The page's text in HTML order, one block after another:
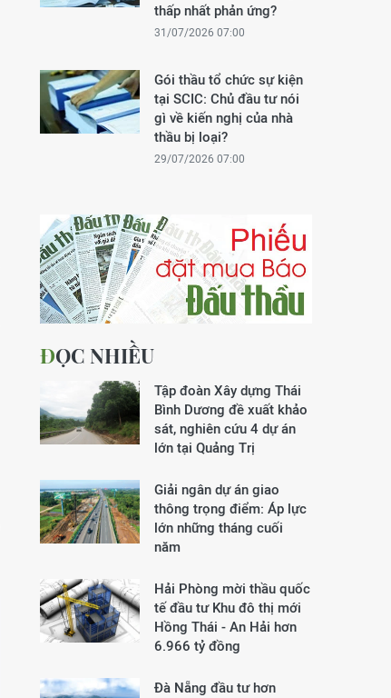
thấp nhất phản ứng?
31/07/2026 07:00
Gói thầu tổ chức sự kiện
tại SCIC: Chủ đầu tư nói
gì về kiến nghị của nhà
thầu bị loại?
29/07/2026 07:00
ĐỌC NHIỀU
Tập đoàn Xây dựng Thái
Bình Dương đề xuất khảo
sát, nghiên cứu 4 dự án
lớn tại Quảng Trị
Giải ngân dự án giao
thông trọng điểm: Áp lực
lớn những tháng cuối
năm
Hải Phòng mời thầu quốc
tế đầu tư Khu đô thị mới
Hồng Thái - An Hải hơn
6.966 tỷ đồng
Đà Nẵng đầu tư hơn